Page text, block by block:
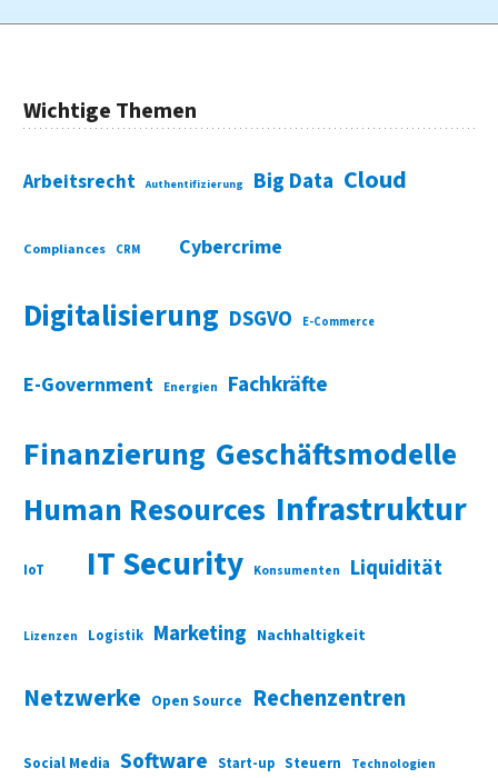
Wichtige Themen
Arbeitsrecht Authentifizierung Big Data Cloud
Compliances CRM Cybercrime
Digitalisierung DSGVO E-Commerce
E-Government Energien Fachkräfte
Finanzierung Geschäftsmodelle
Human Resources Infrastruktur
IoT IT Security Konsumenten Liquidität
Lizenzen Logistik Marketing Nachhaltigkeit
Netzwerke Open Source Rechenzentren
Social Media Software Start-up Steuern Technologien